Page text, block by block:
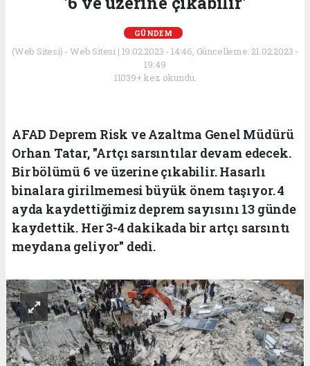
GÜNDEM
(Web Sitesi) - Web Sitesi | 19.02.2023 - 14:46, Güncelleme: 21.02.2023 -
19:49
11039+ kez okundu.
AFAD Deprem Risk ve Azaltma Genel Müdürü
Orhan Tatar, "Artçı sarsıntılar devam edecek.
Bir bölümü 6 ve üzerine çıkabilir. Hasarlı
binalara girilmemesi büyük önem taşıyor. 4
ayda kaydettiğimiz deprem sayısını 13 günde
kaydettik. Her 3-4 dakikada bir artçı sarsıntı
meydana geliyor" dedi.